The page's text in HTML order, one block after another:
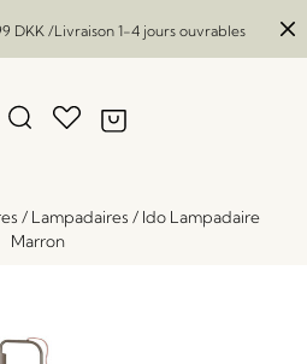
DKK/Livraison 1-4 jours ouvrables
/ Lampadaires / Ido Lampadaire
Marron